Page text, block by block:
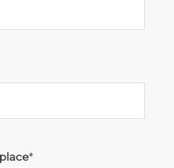
*